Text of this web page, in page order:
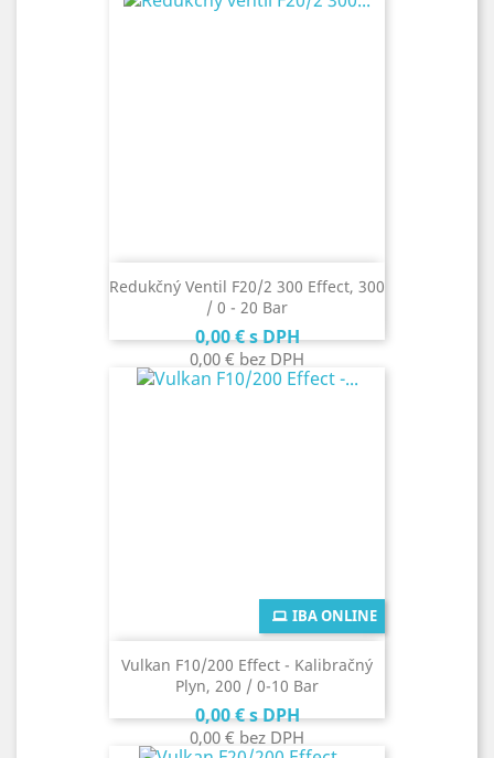
Redukčný Ventil F20/2 300 Effect, 300
/ 0 - 20 Bar
Cena
0,00 €s DPH
0,00 € bez DPH
Vulkan F10/200 Effect - Kalibračný
Plyn, 200 / 0-10 Bar
Cena
0,00 €s DPH
0,00 € bez DPH
IBA ONLINE